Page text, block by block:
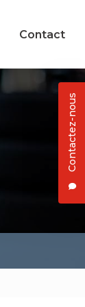
Contactez-nous
Contact